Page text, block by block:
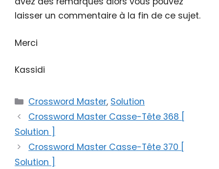
laisser un commentaire à la fin de ce sujet.
Merci
Kassidi
Catégories
Crossword Master, Solution
Crossword Master Casse-Tête 368 [
Solution ]
Crossword Master Casse-Tête 370 [
Solution ]